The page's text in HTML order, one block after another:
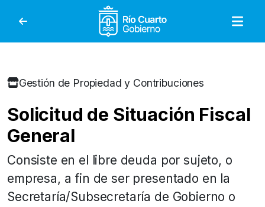
Gobierno de Río
Gestión de Propiedad y Contribuciones
Solicitud de Situación Fiscal
General
Consiste en el libre deuda por sujeto, o
empresa, a fin de ser presentado en la
Secretaría/Subsecretaría de Gobierno o